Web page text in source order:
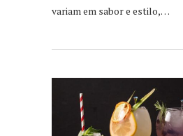
variam em sabor e estilo,…